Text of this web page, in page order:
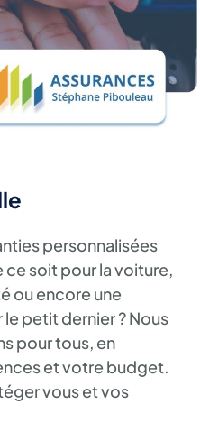
personnalisées
ce soit pour la voiture,
ou encore une
petit dernier ? Nous
pour tous, en
et votre budget.
vous et vos